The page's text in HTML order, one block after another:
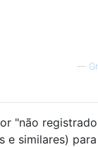
—
"não
e similares)